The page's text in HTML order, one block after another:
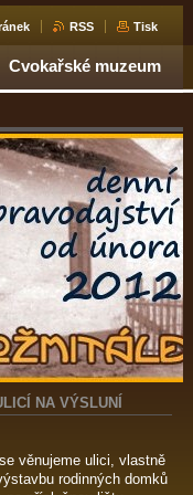
RSS Tisk
Cvokařské muzeum
NA VÝSLUNÍ
věnujeme ulici, vlastně
rodinných domků